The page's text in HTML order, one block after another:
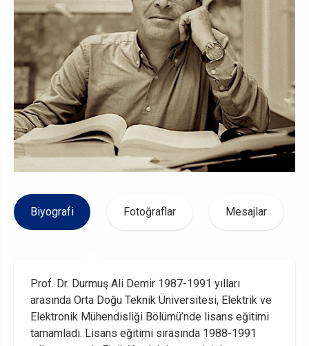
Biyografi Fotoğraflar Mesajlar
Prof. Dr. Durmuş Ali Demir 1987-1991 yılları
arasında Orta Doğu Teknik Üniversitesi, Elektrik ve
Elektronik Mühendisliği Bölümü’nde lisans eğitimi
tamamladı. Lisans eğitimi sırasında 1988-1991